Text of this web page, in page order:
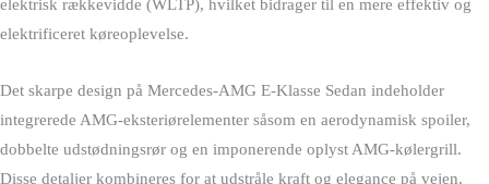
elektrisk rækkevidde (WLTP), hvilket bidrager til en mere effektiv og
elektrificeret køreoplevelse.
Det skarpe design på Mercedes-AMG E-Klasse Sedan indeholder
integrerede AMG-eksteriørelementer såsom en aerodynamisk spoiler,
dobbelte udstødningsrør og en imponerende oplyst AMG-kølergrill.
Disse detaljer kombineres for at udstråle kraft og elegance på vejen.